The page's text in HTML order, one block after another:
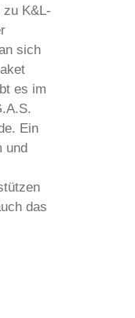
zu K&L-
sich
es im
Ein
und
das